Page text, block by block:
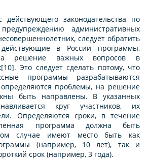
действующего законодательства по
административных
следует обратить
в России программы,
решение важных вопросов в
Это следует сделать потому, что
программы разрабатываются
определяются проблемы, на решение
быть направлены. В указанных
круг участников, их
Определяются сроки, в течение
программа должна быть
случае имеют место быть как
(например, 10 лет), так и
срок (например, 3 года).